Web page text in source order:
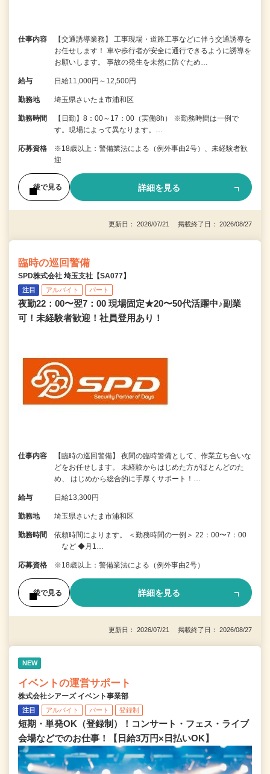
仕事内容
【交通誘導業務】 工事現場・道路工事などに伴う交通誘導を
お任せします！ 車や歩行者が安全に通行できるように誘導を
お願いします。 事故の発生を未然に防ぐため…
給与 日給11,000円～12,500円
勤務地 埼玉県さいたま市浦和区
勤務時間
【日勤】8：00～17：00（実働8h） ※勤務時間は一例で
す。現場によって異なります。…
応募資格
※18歳以上：警備業法による（例外事由2号）、未経験者歓
迎
後で見る 詳細を見る
更新日： 2026/07/21 掲載終了日： 2026/08/27
臨時の巡回警備
SPD株式会社 埼玉支社【SA077】
注目 アルバイト パート
夜勤22：00〜翌7：00 現場固定★20〜50代活躍中♪副業
可！未経験者歓迎！社員登用あり！
仕事内容
【臨時の巡回警備】 夜間の臨時警備として、作業立ち合いな
どをお任せします。 未経験からはじめた方がほとんどのた
め、 はじめから総合的に手厚くサポート！…
給与 日給13,300円
勤務地 埼玉県さいたま市浦和区
勤務時間
依頼時間によります。 ＜勤務時間の一例＞ 22：00〜7：00
など ◆月1…
応募資格 ※18歳以上：警備業法による（例外事由2号）
後で見る 詳細を見る
更新日： 2026/07/21 掲載終了日： 2026/08/27
NEW
イベントの運営サポート
株式会社シアーズ イベント事業部
注目 アルバイト パート 登録制
短期・単発OK（登録制）！コンサート・フェス・ライブ
会場などでのお仕事！【日給3万円×日払いOK】